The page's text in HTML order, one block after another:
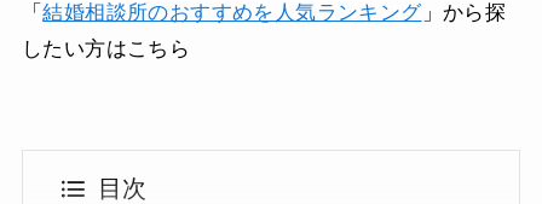
「結婚相談所のおすすめを人気ランキング」から探
したい方はこちら
目次